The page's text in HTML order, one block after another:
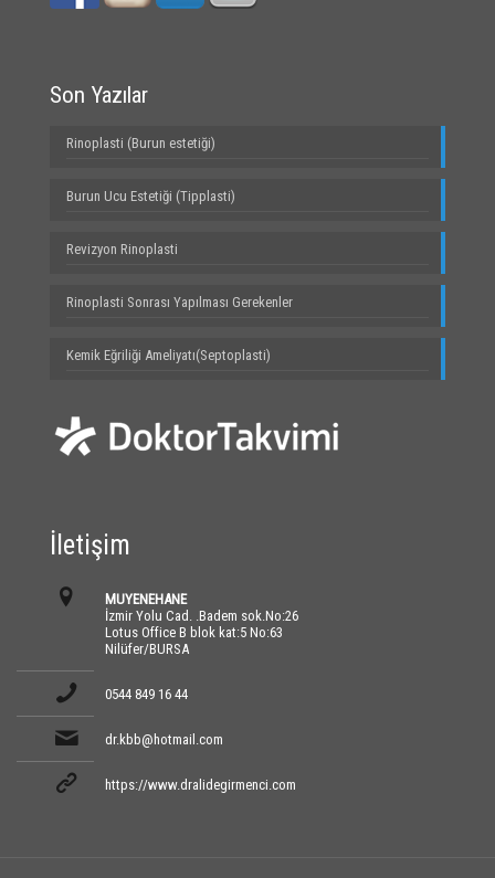
Son Yazılar
Rinoplasti (Burun estetiği)
Burun Ucu Estetiği (Tipplasti)
Revizyon Rinoplasti
Rinoplasti Sonrası Yapılması Gerekenler
Kemik Eğriliği Ameliyatı(Septoplasti)
İletişim
MUYENEHANE
İzmir Yolu Cad. .Badem sok.No:26
Lotus Office B blok kat:5 No:63
Nilüfer/BURSA
0544 849 16 44
dr.kbb@hotmail.com
https://www.dralidegirmenci.com